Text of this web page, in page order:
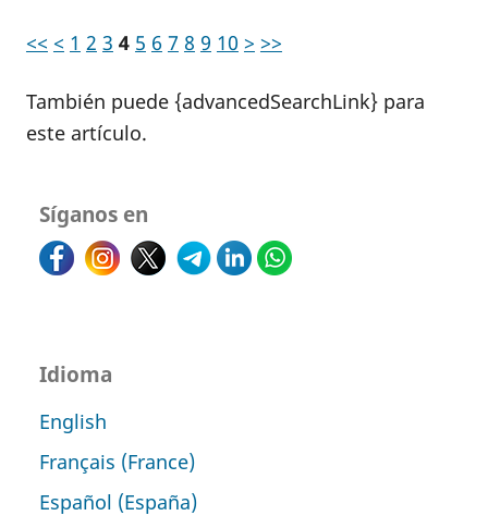
<< < 1 2 3 4 5 6 7 8 9 10 > >>
También puede {advancedSearchLink} para
este artículo.
Síganos en
Idioma
English
Français (France)
Español (España)